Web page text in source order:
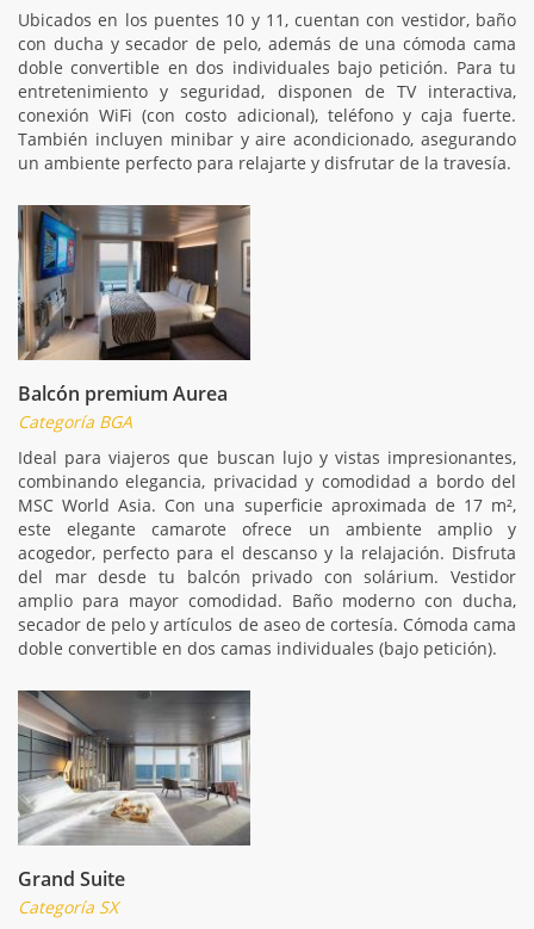
Ubicados en los puentes 10 y 11, cuentan con vestidor, baño
con ducha y secador de pelo, además de una cómoda cama
doble convertible en dos individuales bajo petición. Para tu
entretenimiento y seguridad, disponen de TV interactiva,
conexión WiFi (con costo adicional), teléfono y caja fuerte.
También incluyen minibar y aire acondicionado, asegurando
un ambiente perfecto para relajarte y disfrutar de la travesía.
Balcón premium Aurea
Categoría BGA
Ideal para viajeros que buscan lujo y vistas impresionantes,
combinando elegancia, privacidad y comodidad a bordo del
MSC World Asia. Con una superficie aproximada de 17 m²,
este elegante camarote ofrece un ambiente amplio y
acogedor, perfecto para el descanso y la relajación. Disfruta
del mar desde tu balcón privado con solárium. Vestidor
amplio para mayor comodidad. Baño moderno con ducha,
secador de pelo y artículos de aseo de cortesía. Cómoda cama
doble convertible en dos camas individuales (bajo petición).
Grand Suite
Categoría SX